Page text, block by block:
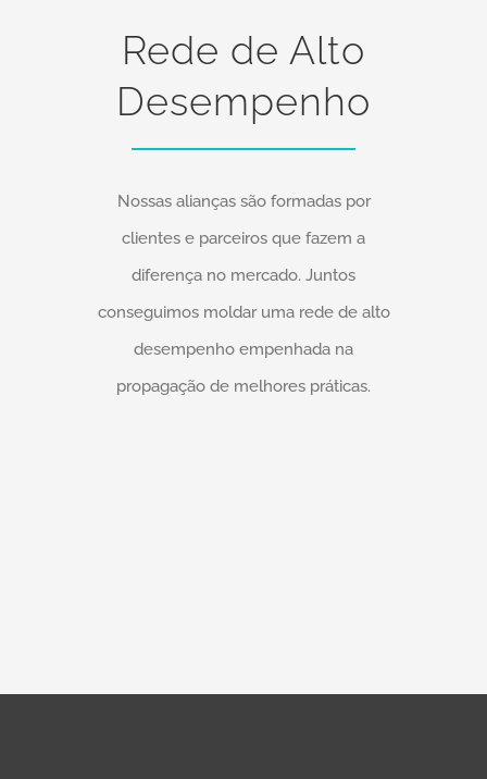
Rede de Alto
Desempenho
Nossas alianças são formadas por
clientes e parceiros que fazem a
diferença no mercado. Juntos
conseguimos moldar uma rede de alto
desempenho empenhada na
propagação de melhores práticas.